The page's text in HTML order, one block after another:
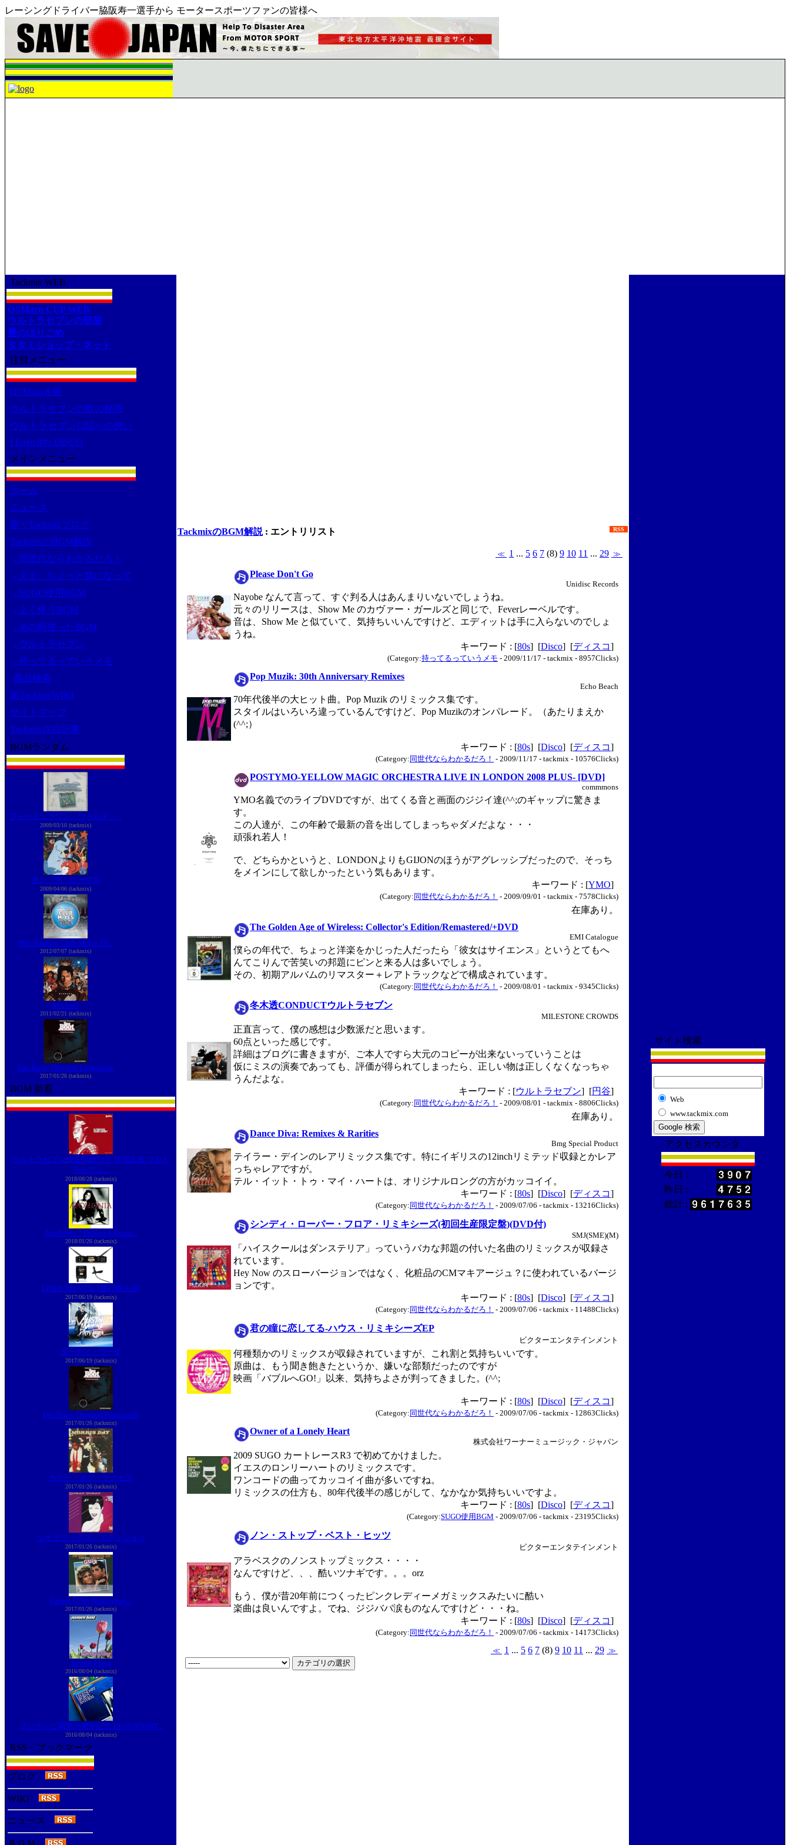
レーシングドライバー脇阪寿一選手から モータースポーツファンの皆様へ
Tackmix WEB
Q!!Maru CUP WEB
ウルトラセブンの部屋
畳のほりごめ
タタミショップ・ネット
注目メニュー
Q!!Maru８耐
ウルトラセブンの歌の秘密
ウルトラセブン12話への想い
I Love 80's DISCO
メインメニュー
ホーム
ニュース
新々Tackmixブログ
TackmixのBGM解説
- 同世代ならわかるだろ！
- ええ、ちょっと気になって
- SUGO使用BGM
- よく使うBGM
- あの時使ったBGM
- ウルトラセブン
- 持ってるっていうメモ
商品検索
新TackmixWIKI
サイトマップ
Tackmix注目記事
BGMランダム
フォーミュラワン・ワールド・...
2009/03/10 (tackmix)
オン・ザ・ロープス
2009/04/06 (tackmix)
Phil Harding Club Mixes Of...
2012/07/07 (tackmix)
Michael
2011/02/21 (tackmix)
Das Boot: Original Filmmusik
2017/01/26 (tackmix)
BGM 新着
ウルトラセブン放送開始50年 特別企画 ウルト
ラセブン...
2018/08/28 (tackmix)
Apollonia ? Deluxe Edition...
2018/01/26 (tackmix)
LINE6 XD-V75L [並行輸入品]
2017/06/19 (tackmix)
ダーティ・ワーク
2017/06/19 (tackmix)
Das Boot: Original Filmmusik
2017/01/26 (tackmix)
カラー・オブ・サクセス
2017/01/26 (tackmix)
リオ デラックス・エディション
2017/01/26 (tackmix)
Grease [25th Anniversay...
2017/01/26 (tackmix)
Spring Fling
2016/08/04 (tackmix)
フジテレビ開局55周年記念 LEGENDARY...
2016/08/04 (tackmix)
RSS・ブックマーク
ブログ
WIKI
ニュース
RSS
TackmixのBGM解説: エントリリスト
≪ 1 ... 5 6 7 (8) 9 10 11 ... 29 ≫
Please Don't Go
Unidisc Records
Nayobe なんて言って、すぐ判る人はあんまりいないでしょうね。
元々のリリースは、Show Me のカヴァー・ガールズと同じで、Feverレーベルです。
音は、Show Me と似ていて、気持ちいいんですけど、エディットは手に入らないのでしょ
うね。
キーワード : [80s] [Disco] [ディスコ]
(Category:持ってるっていうメモ - 2009/11/17 - tackmix - 8957Clicks)
Pop Muzik: 30th Anniversary Remixes
Echo Beach
70年代後半の大ヒット曲。Pop Muzik のリミックス集です。
スタイルはいろいろ違っているんですけど、Pop Muzikのオンパレード。（あたりまえか
(^^;）
キーワード : [80s] [Disco] [ディスコ]
(Category: 同世代ならわかるだろ！ - 2009/11/17 - tackmix - 10576Clicks)
POSTYMO-YELLOW MAGIC ORCHESTRA LIVE IN LONDON 2008 PLUS- [DVD]
commmons
YMO名義でのライブDVDですが、出てくる音と画面のジジイ達(^^;のギャップに驚きま
す。
この人達が、この年齢で最新の音を出してしまっちゃダメだよな・・・
頑張れ若人！
で、どちらかというと、LONDONよりもGIJONのほうがアグレッシブだったので、そっち
をメインにして欲しかったという気もあります。
キーワード : [YMO]
(Category: 同世代ならわかるだろ！ - 2009/09/01 - tackmix - 7578Clicks)
在庫あり。
The Golden Age of Wireless: Collector's Edition/Remastered/+DVD
EMI Catalogue
僕らの年代で、ちょっと洋楽をかじった人だったら「彼女はサイエンス」というとてもへ
んてこりんで苦笑いの邦題にピンと来る人は多いでしょう。
その、初期アルバムのリマスター＋レアトラックなどで構成されています。
(Category: 同世代ならわかるだろ！ - 2009/08/01 - tackmix - 9345Clicks)
冬木透CONDUCTウルトラセブン
MILESTONE CROWDS
正直言って、僕の感想は少数派だと思います。
60点といった感じです。
詳細はブログに書きますが、ご本人ですら大元のコピーが出来ないっていうことは
仮にミスの演奏であっても、評価が得られてしまったら、正しい物は正しくなくなっちゃ
うんだよな。
キーワード : [ウルトラセブン] [円谷]
(Category: 同世代ならわかるだろ！ - 2009/08/01 - tackmix - 8806Clicks)
在庫あり。
Dance Diva: Remixes & Rarities
Bmg Special Product
テイラー・デインのレアリミックス集です。特にイギリスの12inchリミテッド収録とかレア
っちゃレアですが。
テル・イット・トゥ・マイ・ハートは、オリジナルロングの方がカッコイイ。
キーワード : [80s] [Disco] [ディスコ]
(Category: 同世代ならわかるだろ！ - 2009/07/06 - tackmix - 13216Clicks)
シンディ・ローパー・フロア・リミキシーズ(初回生産限定盤)(DVD付)
SMJ(SME)(M)
「ハイスクールはダンステリア」っていうバカな邦題の付いた名曲のリミックスが収録さ
れています。
Hey Now のスローバージョンではなく、化粧品のCMマキアージュ？に使われているバージ
ョンです。
キーワード : [80s] [Disco] [ディスコ]
(Category: 同世代ならわかるだろ！ - 2009/07/06 - tackmix - 11488Clicks)
君の瞳に恋してる-ハウス・リミキシーズEP
ビクターエンタテインメント
何種類かのリミックスが収録されていますが、これ割と気持ちいいです。
原曲は、もう聞き飽きたというか、嫌いな部類だったのですが
映画「バブルへGO!」以来、気持ちよさが判ってきました。(^^;
キーワード : [80s] [Disco] [ディスコ]
(Category: 同世代ならわかるだろ！ - 2009/07/06 - tackmix - 12863Clicks)
Owner of a Lonely Heart
株式会社ワーナーミュージック・ジャパン
2009 SUGO カートレースR3 で初めてかけました。
イエスのロンリーハートのリミックスです。
ワンコードの曲ってカッコイイ曲が多いですね。
リミックスの仕方も、80年代後半の感じがして、なかなか気持ちいいですよ。
キーワード : [80s] [Disco] [ディスコ]
(Category:SUGO使用BGM - 2009/07/06 - tackmix - 23195Clicks)
ノン・ストップ・ベスト・ヒッツ
ビクターエンタテインメント
アラベスクのノンストップミックス・・・・
なんですけど、、、酷いツナギです。。。orz
もう、僕が昔20年前につくったピンクレディーメガミックスみたいに酷い
楽曲は良いんですよ。でね、ジジババ涙ものなんですけど・・・ね。
キーワード : [80s] [Disco] [ディスコ]
(Category: 同世代ならわかるだろ！ - 2009/07/06 - tackmix - 14173Clicks)
≪ 1 ... 5 6 7 (8) 9 10 11 ... 29 ≫
サイト検索
Web
www.tackmix.com
アクセスカウンタ
今日 :
昨日 :
総計 :